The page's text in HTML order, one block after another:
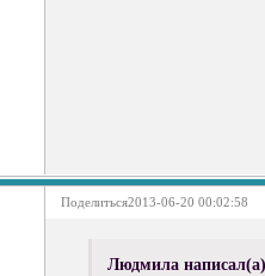
Поделиться2013-06-20 00:02:58
Людмила